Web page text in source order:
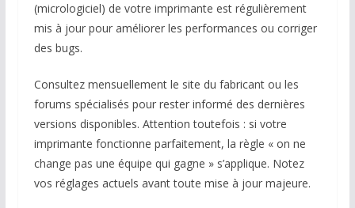
(micrologiciel) de votre imprimante est régulièrement
mis à jour pour améliorer les performances ou corriger
des bugs.
Consultez mensuellement le site du fabricant ou les
forums spécialisés pour rester informé des dernières
versions disponibles. Attention toutefois : si votre
imprimante fonctionne parfaitement, la règle « on ne
change pas une équipe qui gagne » s’applique. Notez
vos réglages actuels avant toute mise à jour majeure.